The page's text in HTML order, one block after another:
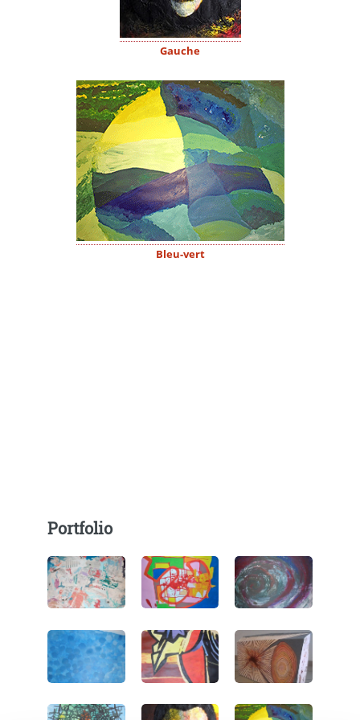
Gauche
Bleu-vert
Portfolio